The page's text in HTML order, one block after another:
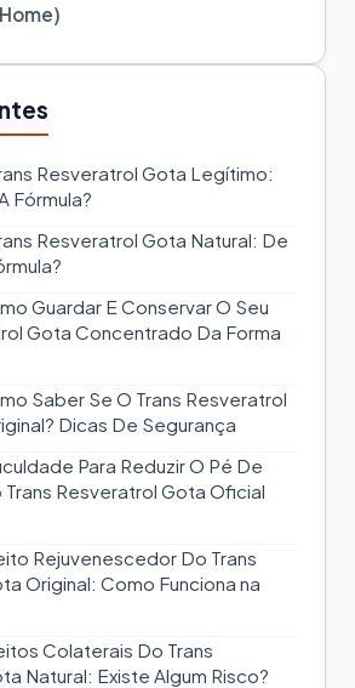
Resveratrol Gota Legítimo:
Fórmula?
Resveratrol Gota Natural: De
Guardar E Conservar O Seu
Gota Concentrado Da Forma
Saber Se O Trans Resveratrol
Dicas De Segurança
Para Reduzir O Pé De
Trans Resveratrol Gota Oficial
Rejuvenescedor Do Trans
Original: Como Funciona na
Colaterais Do Trans
Natural: Existe Algum Risco?